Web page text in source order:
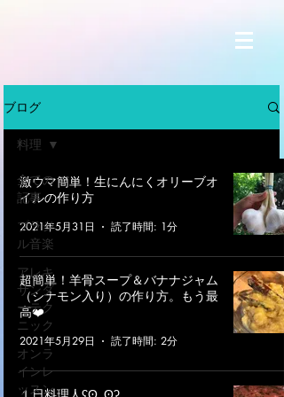
ブログ
全ての
記事
ブラジ
ル音楽
アレキ
サンダ
ーテク
ニック
オンラ
インレ
ッスン
料理
激ウマ簡単！生にんにくオリーブオ
イルの作り方
2021年5月31日 読了時間: 1分
超簡単！羊骨スープ＆バナナジャム
（シナモン入り）の作り方。もう最
高❤️
2021年5月29日 読了時間: 2分
１日料理人ʕʘ‿ʘʔ